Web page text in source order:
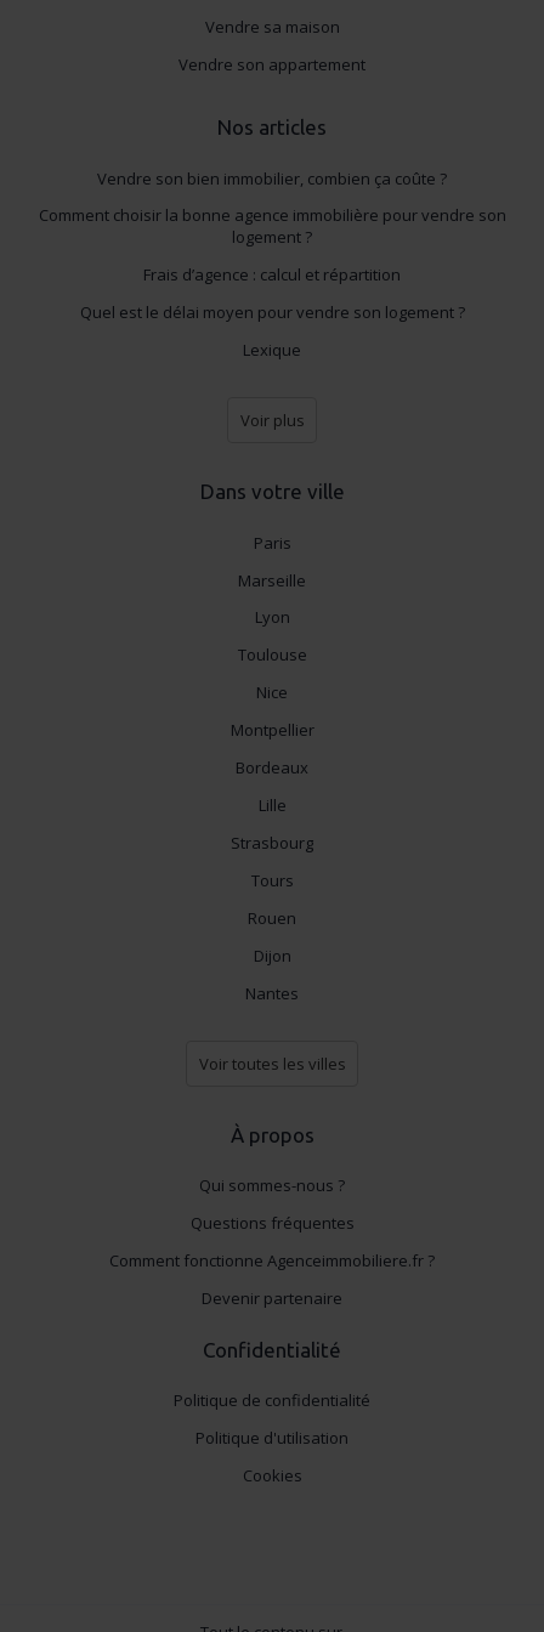
avec d'autres informations que vous leur avez fournies
ou qu'ils ont collectées lors de votre utilisation de leurs
Vendre sa maison
Vendre son appartement
Nos articles
Vendre son bien immobilier, combien ça coûte ?
Comment choisir la bonne agence immobilière pour vendre son
logement ?
Frais d’agence : calcul et répartition
Quel est le délai moyen pour vendre son logement ?
Lexique
Voir plus
Dans votre ville
Paris
Marseille
Lyon
Toulouse
Nice
Montpellier
Bordeaux
Lille
Strasbourg
Tours
Rouen
Dijon
Nantes
Voir toutes les villes
À propos
Qui sommes-nous ?
Questions fréquentes
Comment fonctionne Agenceimmobiliere.fr ?
Devenir partenaire
Confidentialité
Politique de confidentialité
Politique d'utilisation
Cookies